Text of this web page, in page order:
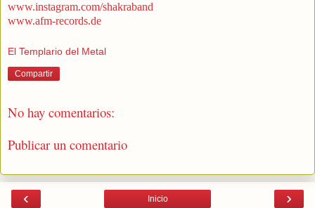
www.instagram.com/shakraband
www.afm-records.de
El Templario del Metal
Compartir
No hay comentarios:
Publicar un comentario
‹ ›
Inicio